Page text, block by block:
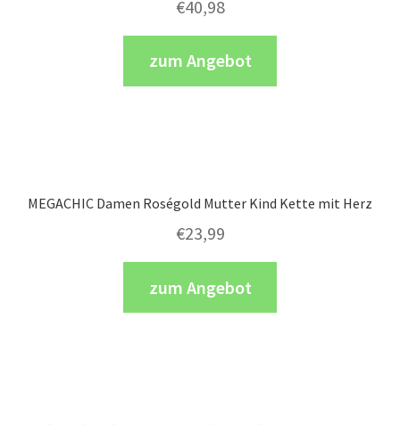
€40,98
zum Angebot
MEGACHIC Damen Roségold Mutter Kind Kette mit Herz
€23,99
zum Angebot